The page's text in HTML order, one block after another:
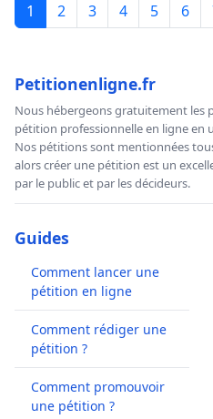
1 2 3 4 5 6
Petitionenligne.fr
Nous hébergeons gratuitement les
pétition professionnelle en ligne en
Nos pétitions sont mentionnées
alors créer une pétition est un
par le public et par les décideurs.
Guides
Comment lancer une
pétition en ligne
Comment rédiger une
pétition ?
Comment promouvoir
une pétition ?